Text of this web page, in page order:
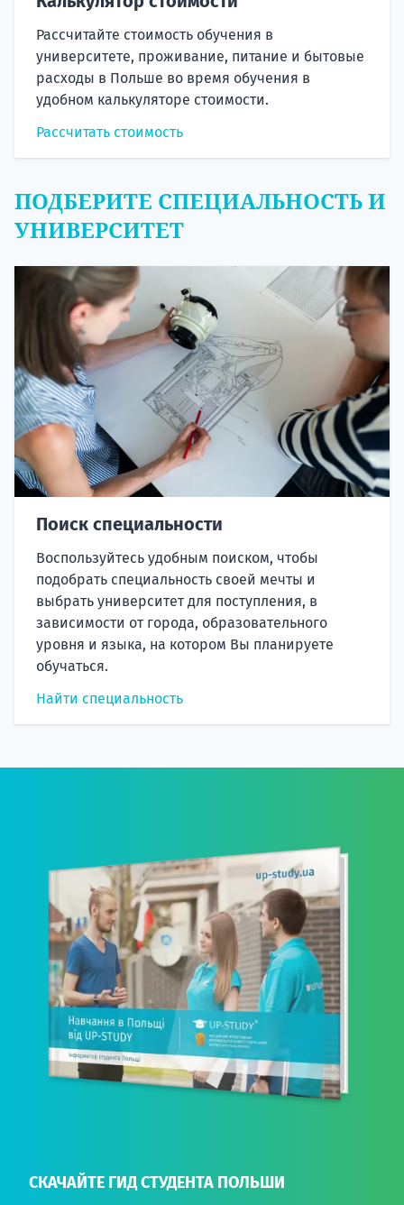
Рассчитайте стоимость обучения в
университете, проживание, питание и бытовые
расходы в Польше во время обучения в
удобном калькуляторе стоимости.
Рассчитать стоимость
ПОДБЕРИТЕ СПЕЦИАЛЬНОСТЬ И
УНИВЕРСИТЕТ
Поиск специальности
Воспользуйтесь удобным поиском, чтобы
подобрать специальность своей мечты и
выбрать университет для поступления, в
зависимости от города, образовательного
уровня и языка, на котором Вы планируете
обучаться.
Найти специальность
СКАЧАЙТЕ ГИД СТУДЕНТА ПОЛЬШИ